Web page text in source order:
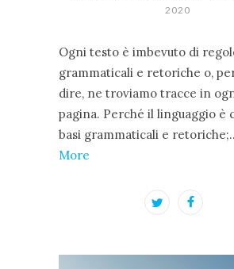
2020
Ogni testo è imbevuto di
grammaticali e retoriche o,
dire, ne troviamo tracce in
pagina. Perché il linguaggio è
basi grammaticali e
More